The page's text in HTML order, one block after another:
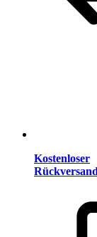
Kostenloser
Rückversand